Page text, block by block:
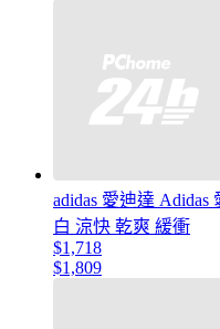
adidas 愛迪達 Adidas
白 涼快 乾爽 緩衝
$1,718
$1,809